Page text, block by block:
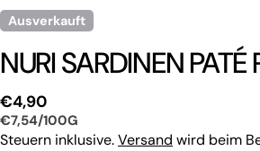
Ausverkauft
NURI SARDINEN PATÉ
Regulärer
Preis
€4,90
EINZELPREIS
€7,54/PRO
100G
Steuern inklusive.Versand wird beim